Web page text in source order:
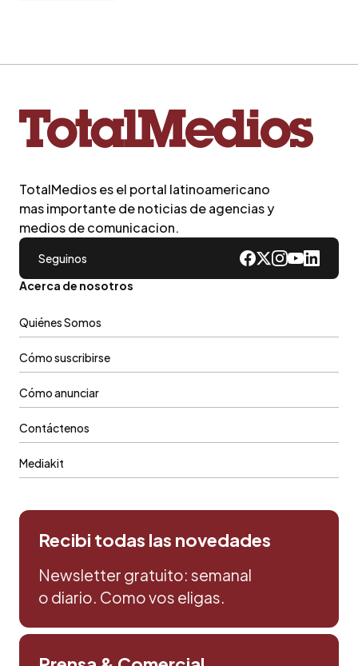
TotalMedios es el portal latinoamericano
mas importante de noticias de agencias y
medios de comunicacion.
Seguinos
Acerca de nosotros
Quiénes Somos
Cómo suscribirse
Cómo anunciar
Contáctenos
Mediakit
Recibi todas las novedades
Newsletter gratuito: semanal
o diario. Como vos eligas.